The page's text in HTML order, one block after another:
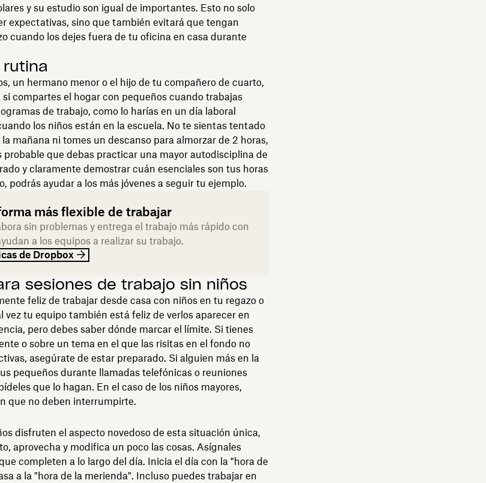
y su estudio son igual de importantes. Esto no solo
expectativas, sino que también evitará que tengan
cuando los dejes fuera de tu oficina en casa durante
rutina
un hermano menor o el hijo de tu compañero de cuarto,
compartes el hogar con pequeños cuando trabajas
de trabajo, como lo harías en un día laboral
los niños están en la escuela. No te sientas tentado
mañana ni tomes un descanso para almorzar de 2 horas,
probable que debas practicar una mayor autodisciplina de
y claramente demostrar cuán esenciales son tus horas
podrás ayudar a los más jóvenes a seguir tu ejemplo.
más flexible de trabajar
sin problemas y entrega el trabajo más rápido con
a los equipos a realizar su trabajo.
de Dropbox
sesiones de trabajo sin niños
feliz de trabajar desde casa con niños en tu regazo o
vez tu equipo también está feliz de verlos aparecer en
pero debes saber dónde marcar el límite. Si tienes
o sobre un tema en el que las risitas en el fondo no
asegúrate de estar preparado. Si alguien más en la
pequeños durante llamadas telefónicas o reuniones
que lo hagan. En el caso de los niños mayores,
que no deben interrumpirte.
disfruten el aspecto novedoso de esta situación única,
aprovecha y modifica un poco las cosas. Asígnales
completen a lo largo del día. Inicia el día con la "hora de
a la "hora de la merienda". Incluso puedes trabajar en